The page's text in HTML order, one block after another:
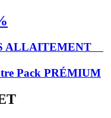
ALLAITEMENT
Pack PRÉMIUM